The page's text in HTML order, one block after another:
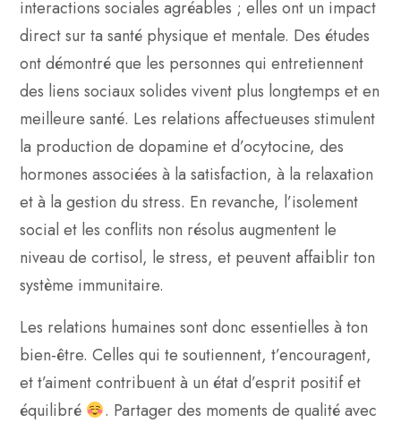
interactions sociales agréables ; elles ont un impact
direct sur ta santé physique et mentale. Des études
ont démontré que les personnes qui entretiennent
des liens sociaux solides vivent plus longtemps et en
meilleure santé. Les relations affectueuses stimulent
la production de dopamine et d’ocytocine, des
hormones associées à la satisfaction, à la relaxation
et à la gestion du stress. En revanche, l’isolement
social et les conflits non résolus augmentent le
niveau de cortisol, le stress, et peuvent affaiblir ton
système immunitaire.
Les relations humaines sont donc essentielles à ton
bien-être. Celles qui te soutiennent, t’encouragent,
et t’aiment contribuent à un état d’esprit positif et
équilibré
. Partager des moments de qualité avec